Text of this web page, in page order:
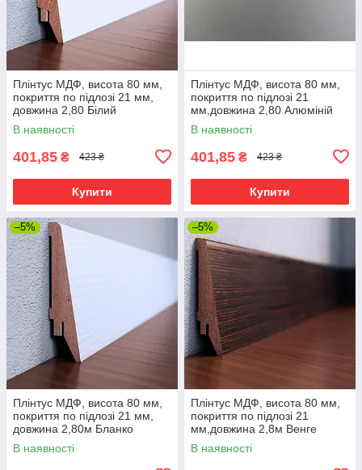
Плінтус МДФ, висота 80 мм,
покриття по підлозі 21 мм,
довжина 2,80 Білий
В наявності
401,85 ₴ 423 ₴
Купити
Плінтус МДФ, висота 80 мм,
покриття по підлозі 21
мм,довжина 2,80 Алюміній
В наявності
401,85 ₴ 423 ₴
Купити
–5%
Плінтус МДФ, висота 80 мм,
покриття по підлозі 21 мм,
довжина 2,80м Бланко
В наявності
–5%
Плінтус МДФ, висота 80 мм,
покриття по підлозі 21
мм,довжина 2,8м Венге
В наявності